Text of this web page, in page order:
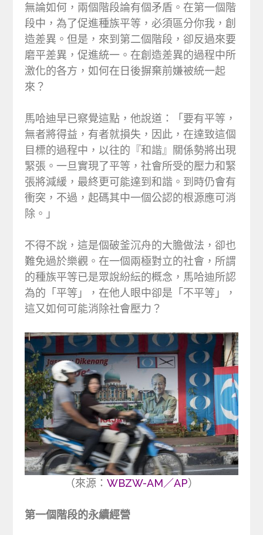
無論如何，兩個階段論有個矛盾。在第一個階
段中，為了促進種族平等，必須區分你我，創
造差異。但是，來到第二個階段，卻反過來要
磨平差異，促進統一。在創造差異的過程中所
激化的各方，如何在日後摒棄前嫌被統一起
來？
馬哈迪早已察覺這點，他說道：「要有平等，
無者將得益，有者就損失，因此，在達致這個
目標的過程中，以往的『和諧』關係勢將出現
緊張。一旦實現了平等，社會所受的壓力和緊
張將減緩，最終更可能達到和諧。到時仍會有
衝突，不過，起碼其中一個公認的根源應可消
除。」
不得不說，這是個破釜沉舟的大膽做法，卻也
難免過於樂觀。在一個兩極對立的社會，所謂
的種族平等已是眾說紛紜的概念，馬哈迪所認
為的「平等」，在他人眼中卻是「不平等」，
這又如何可能消除社會壓力？
（來源： WBZW-AM／AP）
第一個階段的永續經營